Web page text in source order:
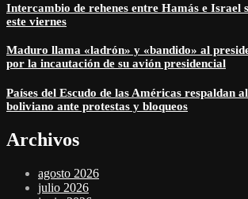
Intercambio de rehenes entre Hamás e Israel
este viernes
Maduro llama «ladrón» y «bandido» al
por la incautación de su avión presidencial
Países del Escudo de las Américas respaldan
boliviano ante protestas y bloqueos
Archivos
agosto 2026
julio 2026